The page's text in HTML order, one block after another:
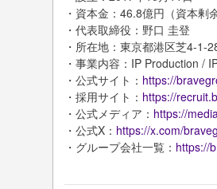
・資本金：46.8億円（資本剰
・代表取締役：野口 圭登
・所在地：東京都港区芝4-1-
・事業内容：IP Production /
・公式サイト： https://
・採用サイト： https://
・公式メディア： https://
・公式X： https://x.com/
・グループ会社一覧： https://